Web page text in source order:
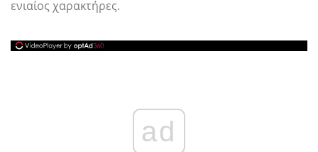
ενιαίος χαρακτήρες.
ad